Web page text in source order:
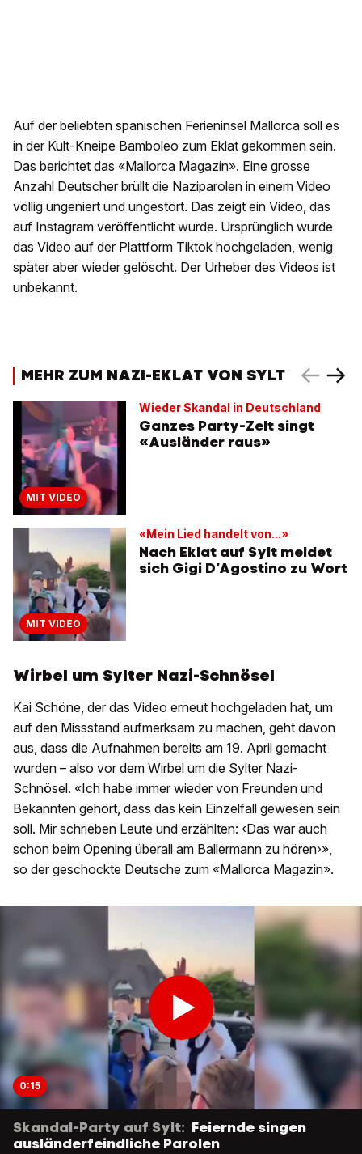
Auf der beliebten spanischen Ferieninsel Mallorca soll es
in der Kult-Kneipe Bamboleo zum Eklat gekommen sein.
Das berichtet das «Mallorca Magazin». Eine grosse
Anzahl Deutscher brüllt die Naziparolen in einem Video
völlig ungeniert und ungestört. Das zeigt ein Video, das
auf Instagram veröffentlicht wurde. Ursprünglich wurde
das Video auf der Plattform Tiktok hochgeladen, wenig
später aber wieder gelöscht. Der Urheber des Videos ist
unbekannt.
MEHR ZUM NAZI-EKLAT VON SYLT
MIT VIDEO
Wieder Skandal in Deutschland
Ganzes Party-Zelt singt
«Ausländer raus»
MIT VIDEO
«Mein Lied handelt von...»
Nach Eklat auf Sylt meldet
sich Gigi D’Agostino zu Wort
Wirbel um Sylter Nazi-Schnösel
Kai Schöne, der das Video erneut hochgeladen hat, um
auf den Missstand aufmerksam zu machen, geht davon
aus, dass die Aufnahmen bereits am 19. April gemacht
wurden – also vor dem Wirbel um die Sylter Nazi-
Schnösel. «Ich habe immer wieder von Freunden und
Bekannten gehört, dass das kein Einzelfall gewesen sein
soll. Mir schrieben Leute und erzählten: ‹Das war auch
schon beim Opening überall am Ballermann zu hören›»,
so der geschockte Deutsche zum «Mallorca Magazin».
0:15
Skandal-Party auf Sylt: Feiernde singen
ausländerfeindliche Parolen